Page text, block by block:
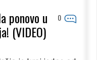
0
ponovo u
(VIDEO)